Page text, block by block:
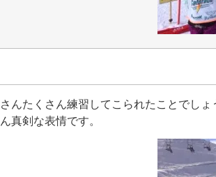
んたくさん練習してこられたことでしょ
真剣な表情です。